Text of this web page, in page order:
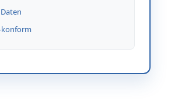
konform